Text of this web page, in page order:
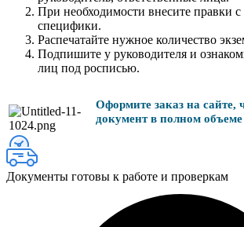
При необходимости внесите правки
специфики.
Распечатайте нужное количество
Подпишите у руководителя и
лиц под росписью.
Оформите заказ на сайте,
документ в полном объеме
Документы готовы к работе и проверкам